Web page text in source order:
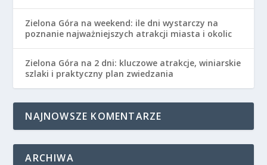
Zielona Góra na weekend: ile dni wystarczy na
poznanie najważniejszych atrakcji miasta i okolic
Zielona Góra na 2 dni: kluczowe atrakcje, winiarskie
szlaki i praktyczny plan zwiedzania
NAJNOWSZE KOMENTARZE
ARCHIWA